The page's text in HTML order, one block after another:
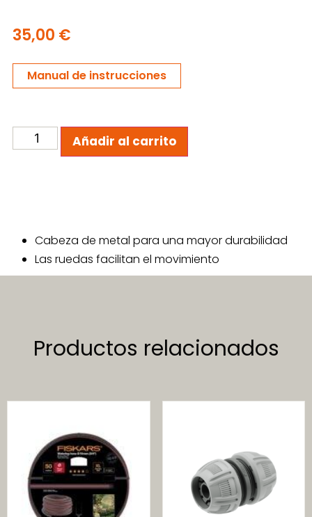
35,00 €
Manual de instrucciones
Añadir al carrito
Cabeza de metal para una mayor durabilidad
Las ruedas facilitan el movimiento
Productos relacionados